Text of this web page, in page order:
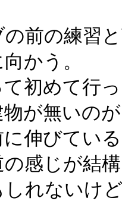
の前の練習
かう。
て初めて行
物が無いの
伸びている
の感じが結
れないけど